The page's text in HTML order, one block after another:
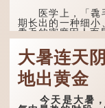
医学上，「毳毛
期长出的一种细小
毳毛的密度因人而
大暑连天
地出黄金
今天是大暑，